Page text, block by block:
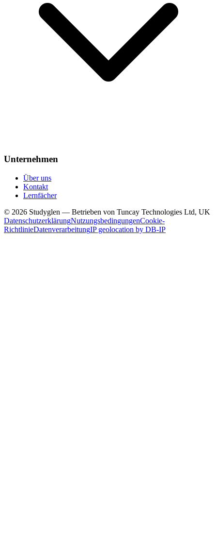
Unternehmen
Über uns
Kontakt
Lernfächer
© 2026 Studyglen — Betrieben von Tuncay Technologies Ltd, UK
DatenschutzerklärungNutzungsbedingungenCookie-
RichtlinieDatenverarbeitungIP geolocation by DB-IP